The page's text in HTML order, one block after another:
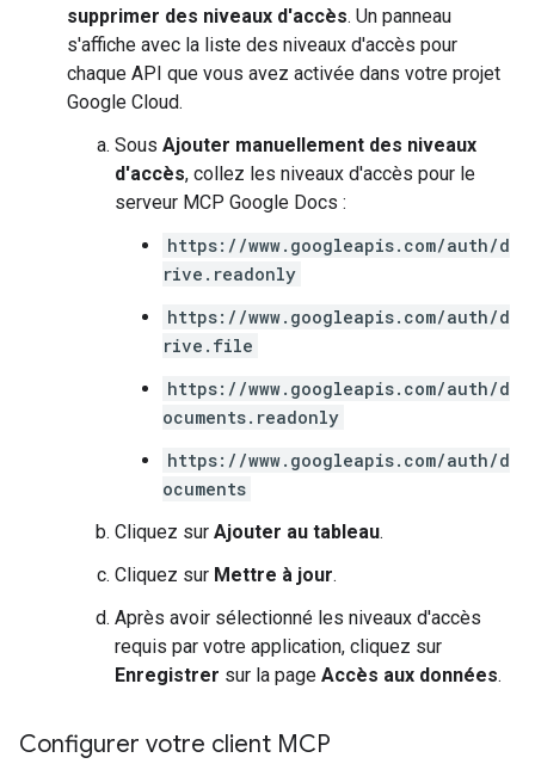
supprimer des niveaux d'accès. Un panneau
s'affiche avec la liste des niveaux d'accès pour
chaque API que vous avez activée dans votre projet
Google Cloud.
Sous Ajouter manuellement des niveaux
d'accès, collez les niveaux d'accès pour le
serveur MCP Google Docs :
https://www.googleapis.com/auth/d
rive.readonly
https://www.googleapis.com/auth/d
rive.file
https://www.googleapis.com/auth/d
ocuments.readonly
https://www.googleapis.com/auth/d
ocuments
Cliquez sur Ajouter au tableau.
Cliquez sur Mettre à jour.
Après avoir sélectionné les niveaux d'accès
requis par votre application, cliquez sur
Enregistrer sur la page Accès aux données.
Configurer votre client MCP